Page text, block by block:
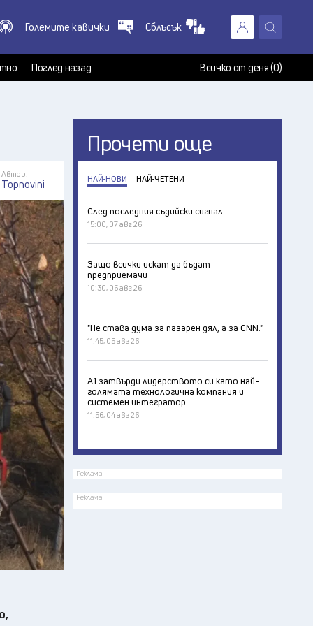
X
Големите кавички Сблъсък
Поглед назад Всичко от деня (0)
Автор:
Topnovini
Прочети още
НАЙ-НОВИ НАЙ-ЧЕТЕНИ
След последния съдийски сигнал
15:00, 07 авг 26
Защо всички искат да бъдат
предприемачи
10:30, 06 авг 26
"Не става дума за пазарен дял, а за CNN."
11:45, 05 авг 26
А1 затвърди лидерството си като най-
голямата технологична компания и
системен интегратор
11:56, 04 авг 26
Реклама
Реклама